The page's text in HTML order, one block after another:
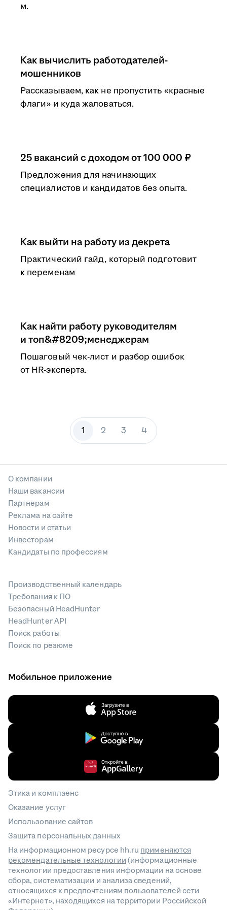
м.
Как вычислить работодателей-
мошенников
Рассказываем, как не пропустить «красные
флаги» и куда жаловаться.
25 вакансий с доходом от 100 000 ₽
Предложения для начинающих
специалистов и кандидатов без опыта.
Как выйти на работу из декрета
Практический гайд, который подготовит
к переменам
Как найти работу руководителям
и топ&#8209;менеджерам
Пошаговый чек-лист и разбор ошибок
от HR-эксперта.
1 2 3 4
О компании
Наши вакансии
Партнерам
Реклама на сайте
Новости и статьи
Инвесторам
Кандидаты по профессиям
Производственный календарь
Требования к ПО
Безопасный HeadHunter
HeadHunter API
Поиск работы
Поиск по резюме
Мобильное приложение
Этика и комплаенс
Оказание услуг
Использование сайтов
Защита персональных данных
На информационном ресурсе hh.ru применяются
рекомендательные технологии(информационные
технологии предоставления информации на основе
сбора, систематизации и анализа сведений,
относящихся к предпочтениям пользователей сети
«Интернет», находящихся на территории Российской